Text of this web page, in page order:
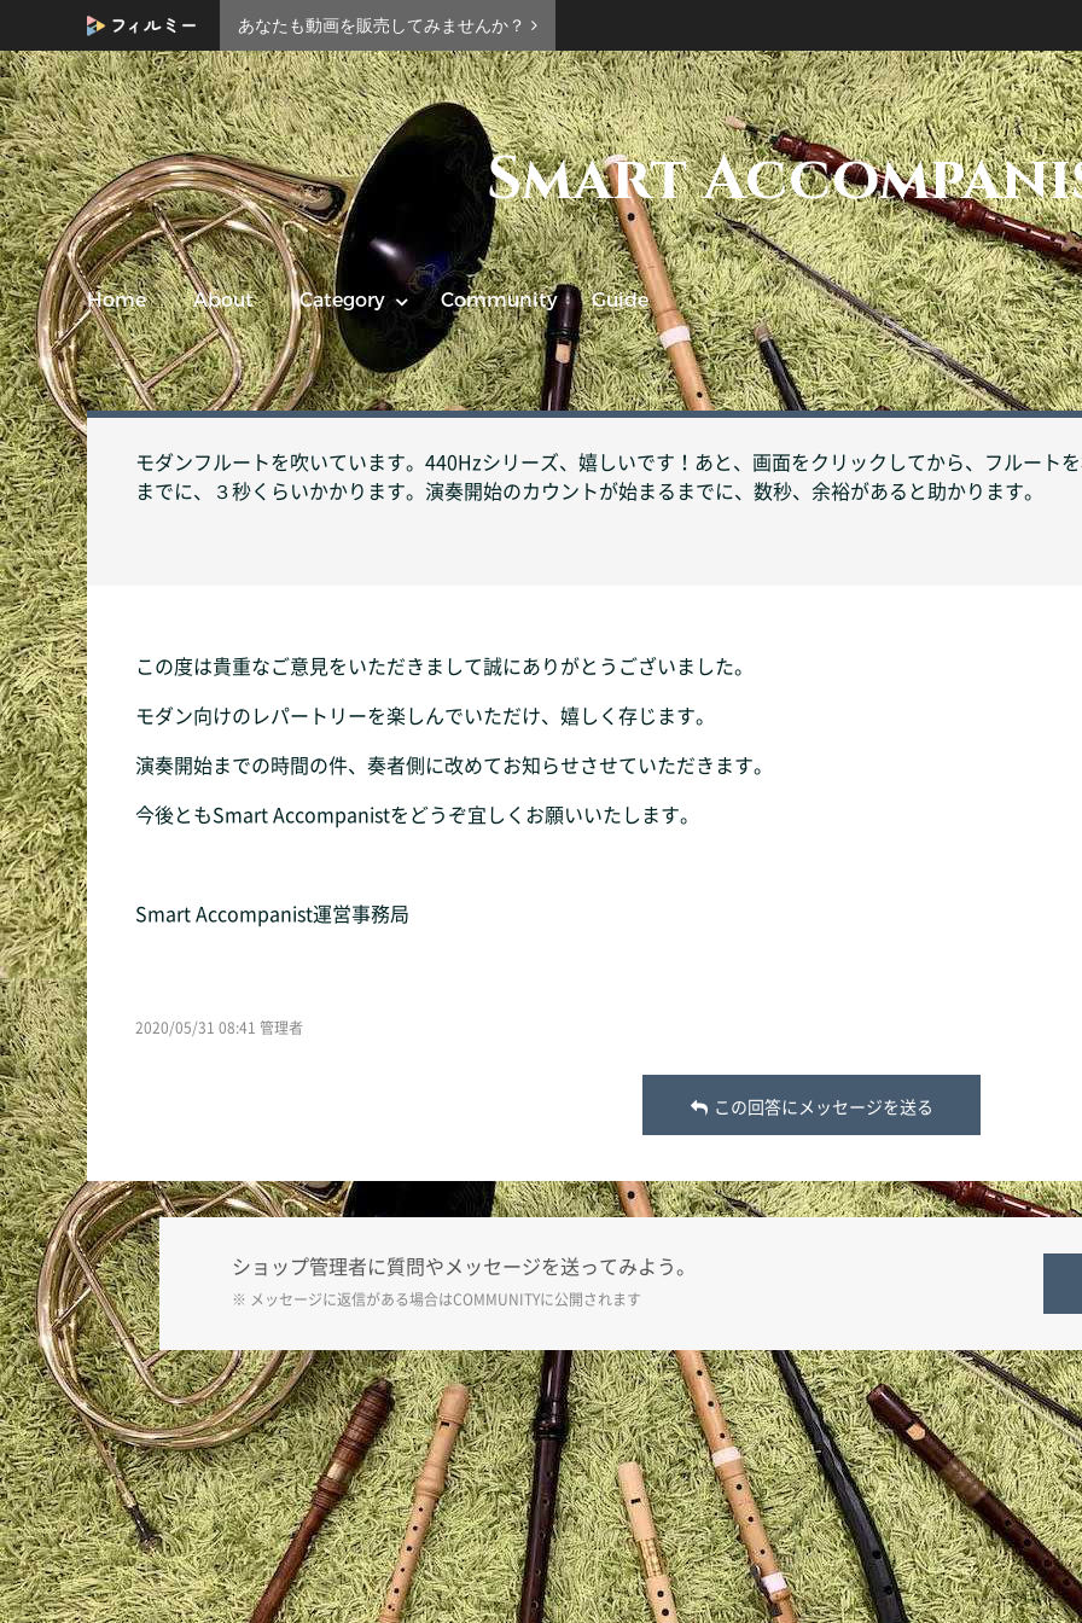
あなたも動画を販売してみませんか？
Smart
Home About Category Community Guide
モダンフルートを吹いています。440Hzシリーズ、嬉しいです！あと、画面をクリックしてから、フルート
までに、３秒くらいかかります。演奏開始のカウントが始まるまでに、数秒、余裕があると助かります。
この度は貴重なご意見をいただきまして誠にありがとうございました。
モダン向けのレパートリーを楽しんでいただけ、嬉しく存じます。
演奏開始までの時間の件、奏者側に改めてお知らせさせていただきます。
今後ともSmart Accompanistをどうぞ宜しくお願いいたします。
Smart Accompanist運営事務局
2020/05/31 08:41 管理者
この回答にメッセージを送る
ショップ管理者に質問やメッセージを送ってみよう。
※ メッセージに返信がある場合はCOMMUNITYに公開されます